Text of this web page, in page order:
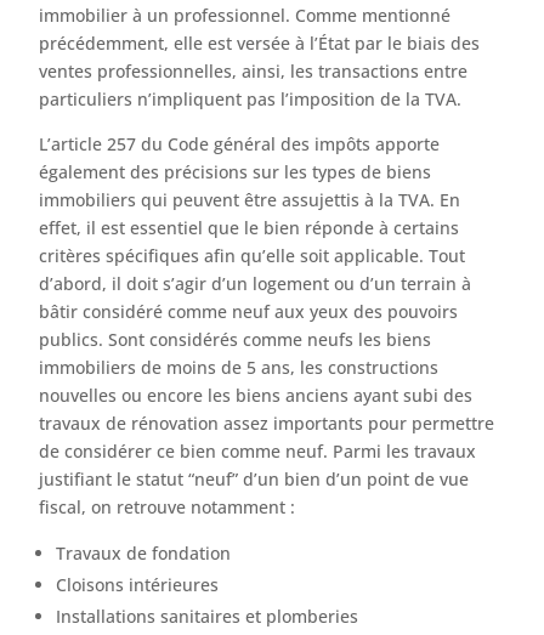
immobilier à un professionnel. Comme mentionné
précédemment, elle est versée à l’État par le biais des
ventes professionnelles, ainsi, les transactions entre
particuliers n’impliquent pas l’imposition de la TVA.
L’article 257 du Code général des impôts apporte
également des précisions sur les types de biens
immobiliers qui peuvent être assujettis à la TVA. En
effet, il est essentiel que le bien réponde à certains
critères spécifiques afin qu’elle soit applicable. Tout
d’abord, il doit s’agir d’un logement ou d’un terrain à
bâtir considéré comme neuf aux yeux des pouvoirs
publics. Sont considérés comme neufs les biens
immobiliers de moins de 5 ans, les constructions
nouvelles ou encore les biens anciens ayant subi des
travaux de rénovation assez importants pour permettre
de considérer ce bien comme neuf. Parmi les travaux
justifiant le statut “neuf” d’un bien d’un point de vue
fiscal, on retrouve notamment :
Travaux de fondation
Cloisons intérieures
Installations sanitaires et plomberies